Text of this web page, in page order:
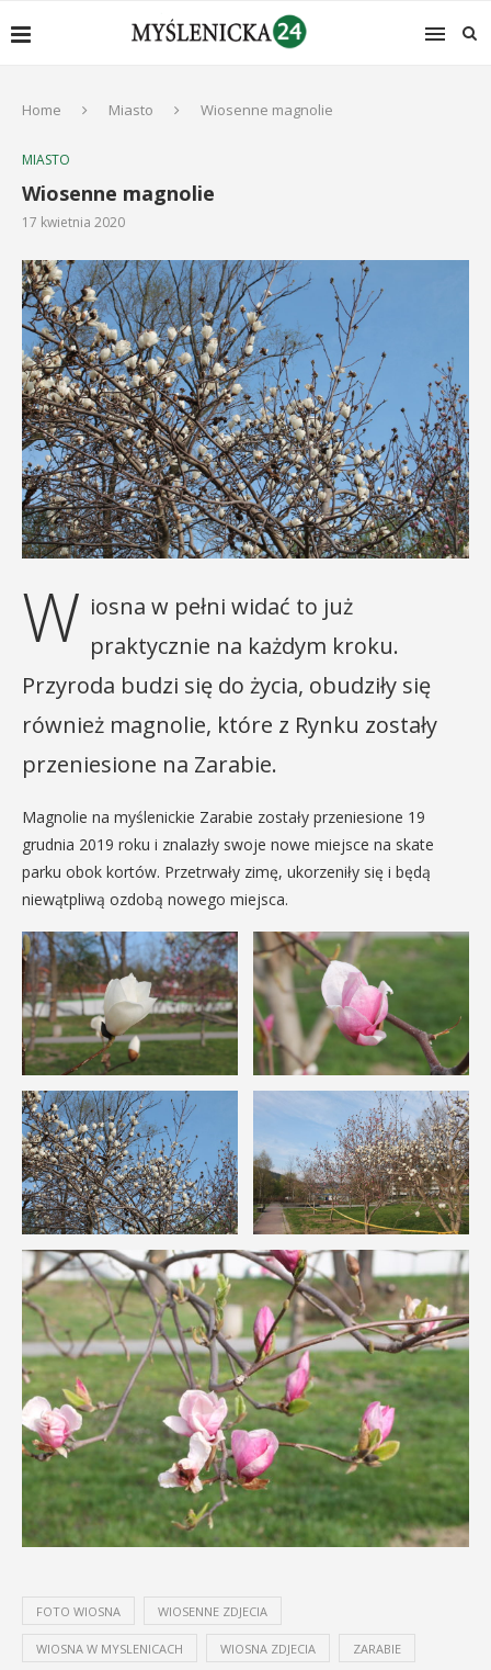
Home Miasto Wiosenne magnolie
MIASTO
Wiosenne magnolie
17 kwietnia 2020
W iosna w pełni widać to już
praktycznie na każdym kroku.
Przyroda budzi się do życia, obudziły się
również magnolie, które z Rynku zostały
przeniesione na Zarabie.
Magnolie na myślenickie Zarabie zostały przeniesione 19
grudnia 2019 roku i znalazły swoje nowe miejsce na skate
parku obok kortów. Przetrwały zimę, ukorzeniły się i będą
niewątpliwą ozdobą nowego miejsca.
FOTO WIOSNA WIOSENNE ZDJECIA
WIOSNA W MYSLENICACH WIOSNA ZDJECIA ZARABIE